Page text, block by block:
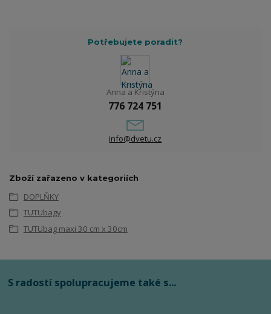
Potřebujete poradit?
Anna a Kristýna
776 724 751
info@dvetu.cz
Zboží zařazeno v kategoriích
DOPLŇKY
TUTUbagy
TUTUbag maxi 30 cm x 30cm
S radostí spolupracujeme také s...